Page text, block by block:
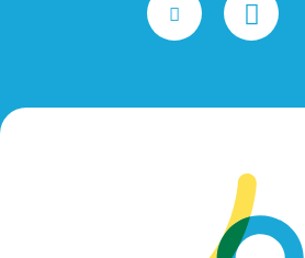
x Instagram